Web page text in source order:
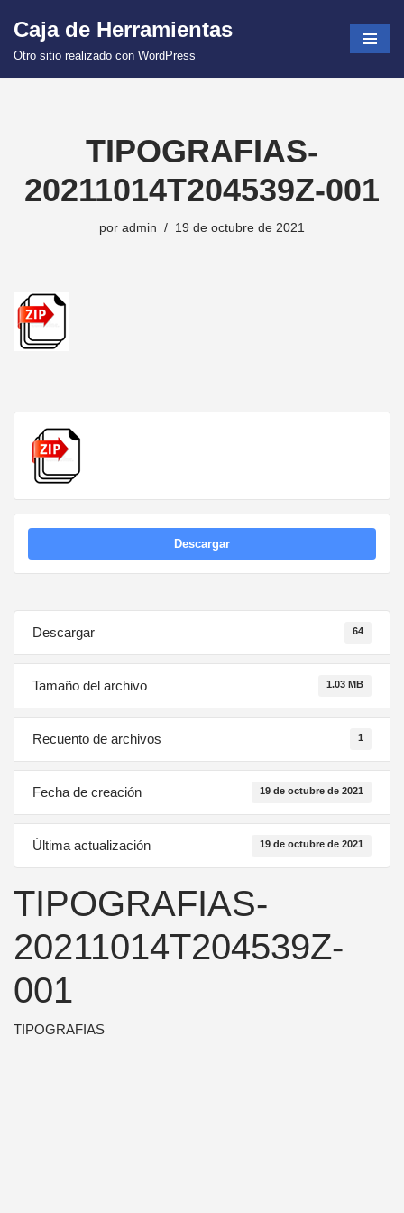
Saltar
Caja de Herramientas
Otro sitio realizado con WordPress
TIPOGRAFIAS-
20211014T204539Z-001
por admin 19 de octubre de 2021
Descargar
Descargar 64
Tamaño del archivo 1.03 MB
Recuento de archivos 1
Fecha de creación 19 de octubre de 2021
Última actualización 19 de octubre de 2021
TIPOGRAFIAS-
20211014T204539Z-
001
TIPOGRAFIAS